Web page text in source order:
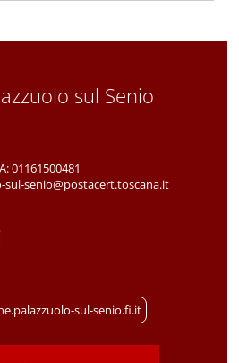
sul Senio
01161500481
sul-senio@postacert.toscana.it
sul-senio.fi.it